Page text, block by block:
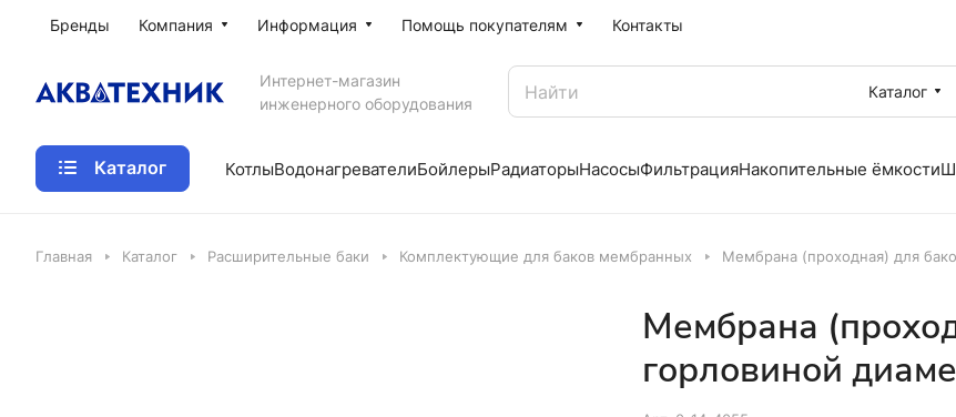
Бренды Компания Информация Помощь покупателям Контакты
Интернет-магазин
инженерного оборудования
Каталог
Каталог КотлыВодонагревателиБойлерыРадиаторыНасосыФильтрацияНакопительные ёмкости
Главная Каталог Расширительные баки Комплектующие для баков мембранных Мембрана (проходная) для
Мембрана
горловиной